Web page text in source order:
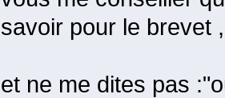
savoir pour le brevet
et ne me dites pas